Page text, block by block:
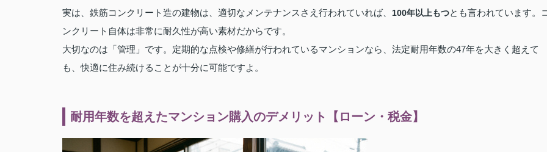
実は、鉄筋コンクリート造の建物は、適切なメンテナンスさえ行われていれば、 100年以上もつとも言われています。
ンクリート自体は非常に耐久性が高い素材だからです。
大切なのは「管理」です。定期的な点検や修繕が行われているマンションなら、法定耐用年数の47年を大きく超えて
も、快適に住み続けることが十分に可能ですよ。
耐用年数を超えたマンション購入のデメリット【ローン・税金】